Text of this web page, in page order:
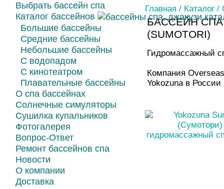
Главная / Каталог /
БАССЕЙН СПА
(SUMOTORI)
Гидромассажный
Компания
Yokozuna в России
Выбрать бассейн спа
Каталог бассейнов
Большие бассейны
Средние бассейны
Небольшие бассейны
С водопадом
С кинотеатром
Плавательные бассейны
О спа бассейнах
Солнечные симуляторы
Сушилка купальников
Фотогалерея
Вопрос-Ответ
Ремонт бассейнов спа
Новости
О компании
Доставка